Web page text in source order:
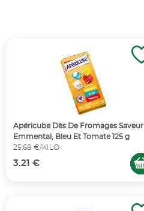
Apéricube Dès De Fromages Saveur
Emmental, Bleu Et Tomate 125 g
25,68 €/KILO
3.21 €